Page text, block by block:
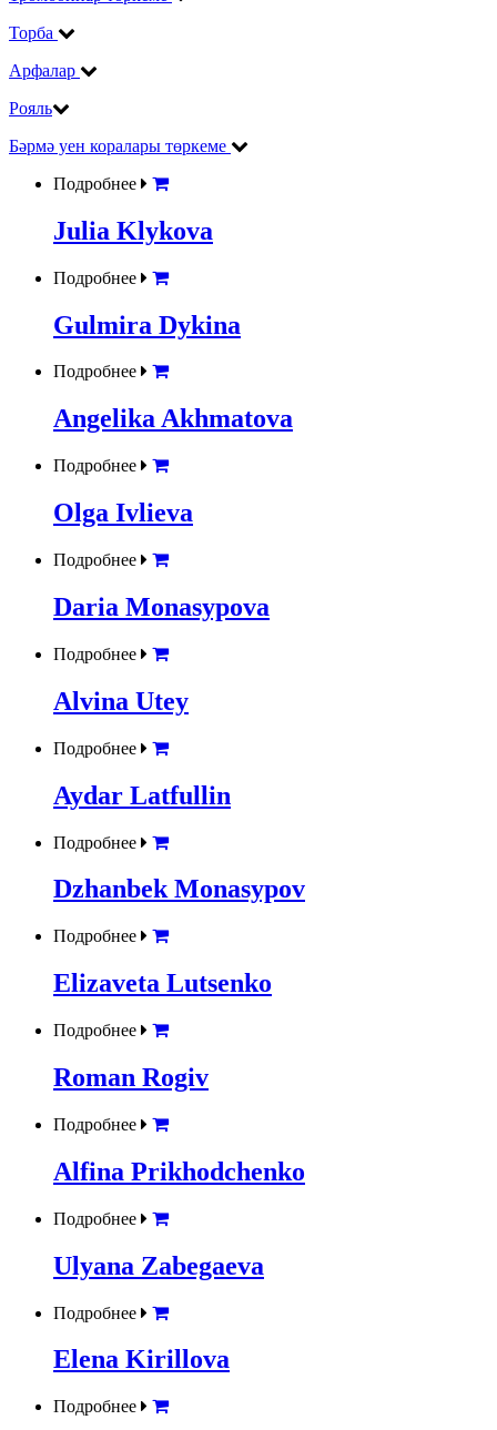
Торба
Арфалар
Рояль
Бәрмә уен коралары төркеме
Подробнее
Julia Klykova
Подробнее
Gulmira Dykina
Подробнее
Angelika Akhmatova
Подробнее
Olga Ivlieva
Подробнее
Daria Monasypova
Подробнее
Alvina Utey
Подробнее
Aydar Latfullin
Подробнее
Dzhanbek Monasypov
Подробнее
Elizaveta Lutsenko
Подробнее
Roman Rogiv
Подробнее
Alfina Prikhodchenko
Подробнее
Ulyana Zabegaeva
Подробнее
Elena Kirillova
Подробнее